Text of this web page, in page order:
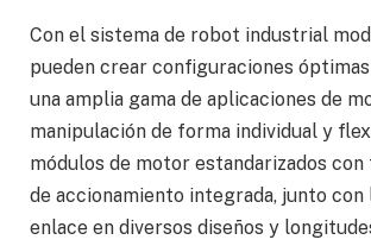
Con el sistema de robot industrial
pueden crear configuraciones
una amplia gama de aplicaciones de
manipulación de forma individual y
módulos de motor estandarizados con
de accionamiento integrada, junto con
enlace en diversos diseños y